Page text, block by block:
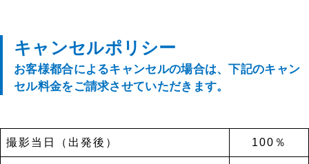
キャンセルポリシー
お客様都合によるキャンセルの場合は、下記のキャン
セル料金をご請求させていただきます。
撮影当日（出発後） 100％